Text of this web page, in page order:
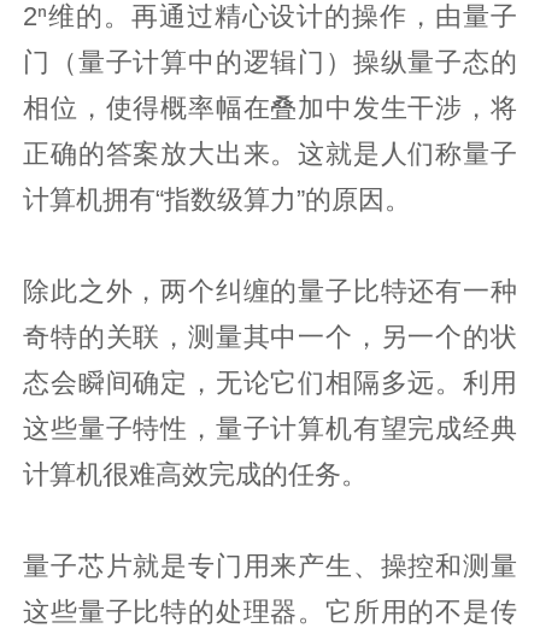
2ⁿ维的。再通过精心设计的操作，由量子
门（量子计算中的逻辑门）操纵量子态的
相位，使得概率幅在叠加中发生干涉，将
正确的答案放大出来。这就是人们称量子
计算机拥有“指数级算力”的原因。
除此之外，两个纠缠的量子比特还有一种
奇特的关联，测量其中一个，另一个的状
态会瞬间确定，无论它们相隔多远。利用
这些量子特性，量子计算机有望完成经典
计算机很难高效完成的任务。
量子芯片就是专门用来产生、操控和测量
这些量子比特的处理器。它所用的不是传